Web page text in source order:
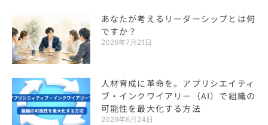
あなたが考えるリーダーシップとは何
ですか？
2026年7月21日
人材育成に革命を。アプリシエイティ
ブ・インクワイアリー（AI）で組織の
可能性を最大化する方法
2026年6月24日